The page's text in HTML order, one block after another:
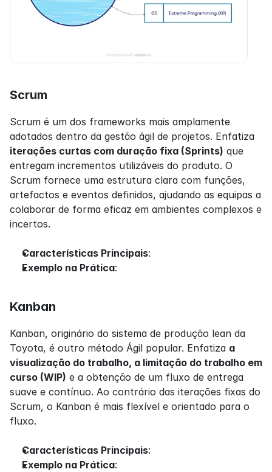
Scrum
Scrum é um dos frameworks mais amplamente
iterações curtas com duração fixa (Sprints) que
entregam incrementos utilizáveis do produto. O
Scrum fornece uma estrutura clara com funções,
artefactos e eventos definidos, ajudando as equipas a
colaborar de forma eficaz em ambientes complexos e
incertos.
Características Principais:
Exemplo na Prática:
Kanban
Kanban, originário do sistema de produção lean da
Toyota, é outro método Ágil popular. Enfatiza a
visualização do trabalho, a limitação do trabalho em
curso (WIP) e a obtenção de um fluxo de entrega
suave e contínuo. Ao contrário das iterações fixas do
Scrum, o Kanban é mais flexível e orientado para o
fluxo.
Características Principais:
Exemplo na Prática: